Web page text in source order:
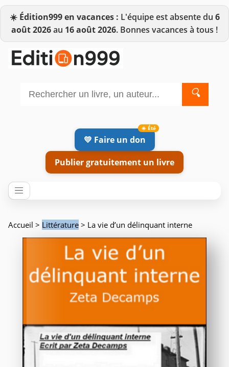
☀️ Édition999 en vacances : L'équipe est absente du 6
août 2026au 16 août 2026. Bonnes vacances à tous !
🔍
💛 Faire un don
Publier gratuitement un livre
Accueil > Littérature > La vie d’un délinquant interne